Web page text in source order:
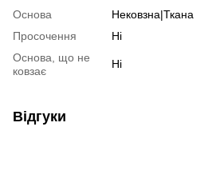
Основа
Нековзна|Ткана
Просочення
Ні
Основа, що не
ковзає
Ні
Відгуки